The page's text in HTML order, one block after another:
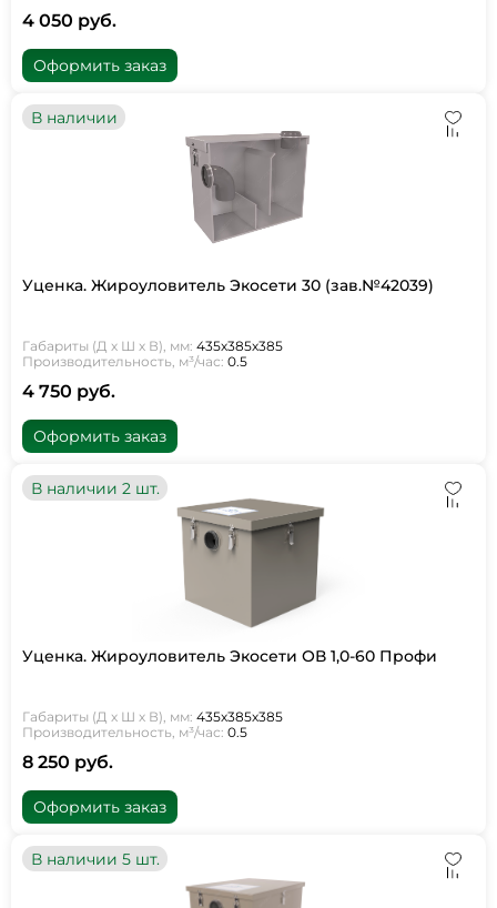
4 050 руб.
Оформить заказ
В наличии
Уценка. Жироуловитель Экосети 30 (зав.№42039)
Габариты (Д х Ш х В), мм: 435х385х385
Производительность, м³/час: 0.5
4 750 руб.
Оформить заказ
В наличии 2 шт.
Уценка. Жироуловитель Экосети ОВ 1,0-60 Профи
Габариты (Д х Ш х В), мм: 435х385х385
Производительность, м³/час: 0.5
8 250 руб.
Оформить заказ
В наличии 5 шт.